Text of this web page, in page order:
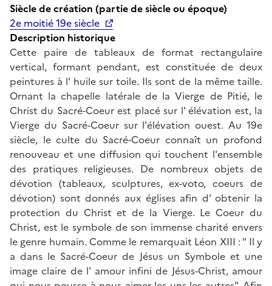
Siècle de création (partie de siècle ou époque)
2e moitié 19e siècle
Description historique
Cette paire de tableaux de format rectangulaire
vertical, formant pendant, est constituée de deux
peintures à l' huile sur toile. Ils sont de la même taille.
Ornant la chapelle latérale de la Vierge de Pitié, le
Christ du Sacré-Coeur est placé sur l' élévation est, la
Vierge du Sacré-Coeur sur l'élévation ouest. Au 19e
siècle, le culte du Sacré-Coeur connaît un profond
renouveau et une diffusion qui touchent l'ensemble
des pratiques religieuses. De nombreux objets de
dévotion (tableaux, sculptures, ex-voto, coeurs de
dévotion) sont donnés aux églises afin d' obtenir la
protection du Christ et de la Vierge. Le Coeur du
Christ, est le symbole de son immense charité envers
le genre humain. Comme le remarquait Léon XIII : " Il y
a dans le Sacré-Coeur de Jésus un Symbole et une
image claire de l' amour infini de Jésus-Christ, amour